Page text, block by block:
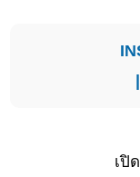
|
เปิ